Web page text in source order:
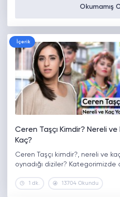
Okumamış
İçerik
Ceren Taşçı Kimdir? Nereli ve
Kaç?
Ceren Taşçı kimdir?, nereli ve
oynadığı diziler? Kategorimizde
1 dk. 13704 Okundu